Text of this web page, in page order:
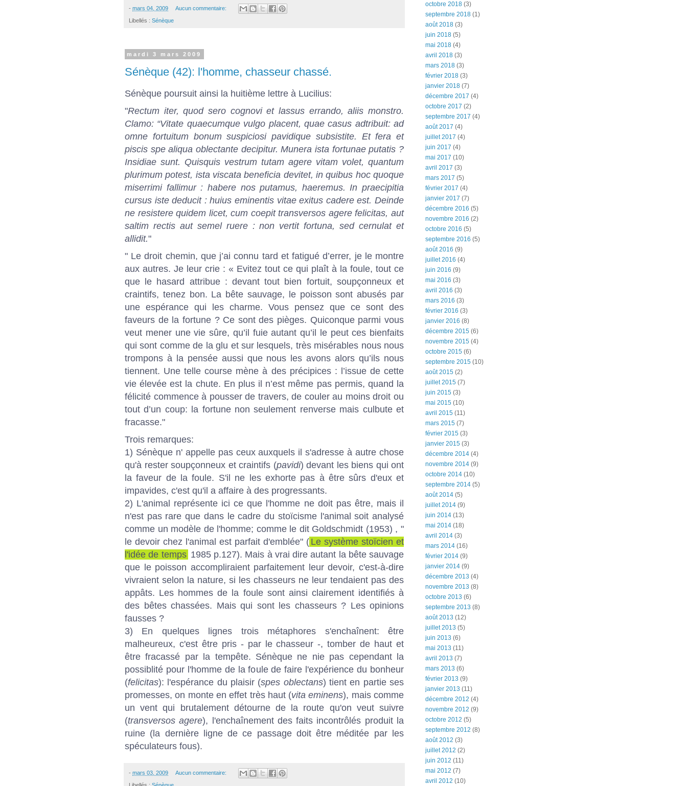
- mars 04, 2009 Aucun commentaire:
Libellés : Sénèque
mardi 3 mars 2009
Sénèque (42): l'homme, chasseur chassé.
Sénèque poursuit ainsi la huitième lettre à Lucilius:
"Rectum iter, quod sero cognovi et lassus errando, aliis monstro.
Clamo: “Vitate quaecumque vulgo placent, quae casus adtribuit: ad
omne fortuitum bonum suspiciosi pavidique subsistite. Et fera et
piscis spe aliqua oblectante decipitur. Munera ista fortunae putatis ?
Insidiae sunt. Quisquis vestrum tutam agere vitam volet, quantum
plurimum potest, ista viscata beneficia devitet, in quibus hoc quoque
miserrimi fallimur : habere nos putamus, haeremus. In praecipitia
cursus iste deducit : huius eminentis vitae exitus cadere est. Deinde
ne resistere quidem licet, cum coepit transversos agere felicitas, aut
saltim rectis aut semel ruere : non vertit fortuna, sed cernulat et
allidit."
" Le droit chemin, que j’ai connu tard et fatigué d’errer, je le montre
aux autres. Je leur crie : « Evitez tout ce qui plaît à la foule, tout ce
que le hasard attribue : devant tout bien fortuit, soupçonneux et
craintifs, tenez bon. La bête sauvage, le poisson sont abusés par
une espérance qui les charme. Vous pensez que ce sont des
faveurs de la fortune ? Ce sont des pièges. Quiconque parmi vous
veut mener une vie sûre, qu’il fuie autant qu’il le peut ces bienfaits
qui sont comme de la glu et sur lesquels, très misérables nous nous
trompons à la pensée aussi que nous les avons alors qu’ils nous
tiennent. Une telle course mène à des précipices : l’issue de cette
vie élevée est la chute. En plus il n’est même pas permis, quand la
félicité commence à pousser de travers, de couler au moins droit ou
tout d’un coup: la fortune non seulement renverse mais culbute et
fracasse."
Trois remarques:
1) Sénèque n' appelle pas ceux auxquels il s'adresse à autre chose
qu'à rester soupçonneux et craintifs (pavidi) devant les biens qui ont
la faveur de la foule. S'il ne les exhorte pas à être sûrs d'eux et
impavides, c'est qu'il a affaire à des progressants.
2) L'animal représente ici ce que l'homme ne doit pas être, mais il
n'est pas rare que dans le cadre du stoïcisme l'animal soit analysé
comme un modèle de l'homme; comme le dit Goldschmidt (1953) , "
le devoir chez l'animal est parfait d'emblée" ( Le système stoïcien et
l'idée de temps 1985 p.127). Mais à vrai dire autant la bête sauvage
que le poisson accompliraient parfaitement leur devoir, c'est-à-dire
vivraient selon la nature, si les chasseurs ne leur tendaient pas des
appâts. Les hommes de la foule sont ainsi clairement identifiés à
des bêtes chassées. Mais qui sont les chasseurs ? Les opinions
fausses ?
3) En quelques lignes trois métaphores s'enchaînent: être
malheureux, c'est être pris - par le chasseur -, tomber de haut et
être fracassé par la tempête. Sénèque ne nie pas cependant la
possiblité pour l'homme de la foule de faire l'expérience du bonheur
(felicitas): l'espérance du plaisir (spes oblectans) tient en partie ses
promesses, on monte en effet très haut (vita eminens), mais comme
un vent qui brutalement détourne de la route qu'on veut suivre
(transversos agere), l'enchaînement des faits incontrôlés produit la
ruine (la dernière ligne de ce passage doit être méditée par les
spéculateurs fous).
- mars 03, 2009 Aucun commentaire:
octobre 2018 (3)
septembre 2018 (1)
août 2018 (3)
juin 2018 (5)
mai 2018 (4)
avril 2018 (3)
mars 2018 (3)
février 2018 (3)
janvier 2018 (7)
décembre 2017 (4)
octobre 2017 (2)
septembre 2017 (4)
août 2017 (4)
juillet 2017 (4)
juin 2017 (4)
mai 2017 (10)
avril 2017 (3)
mars 2017 (5)
février 2017 (4)
janvier 2017 (7)
décembre 2016 (5)
novembre 2016 (2)
octobre 2016 (5)
septembre 2016 (5)
août 2016 (9)
juillet 2016 (4)
juin 2016 (9)
mai 2016 (3)
avril 2016 (3)
mars 2016 (3)
février 2016 (3)
janvier 2016 (8)
décembre 2015 (6)
novembre 2015 (4)
octobre 2015 (6)
septembre 2015 (10)
août 2015 (2)
juillet 2015 (7)
juin 2015 (3)
mai 2015 (10)
avril 2015 (11)
mars 2015 (7)
février 2015 (3)
janvier 2015 (3)
décembre 2014 (4)
novembre 2014 (9)
octobre 2014 (10)
septembre 2014 (5)
août 2014 (5)
juillet 2014 (9)
juin 2014 (13)
mai 2014 (18)
avril 2014 (3)
mars 2014 (16)
février 2014 (9)
janvier 2014 (9)
décembre 2013 (4)
novembre 2013 (8)
octobre 2013 (6)
septembre 2013 (8)
août 2013 (12)
juillet 2013 (5)
juin 2013 (6)
mai 2013 (11)
avril 2013 (7)
mars 2013 (6)
février 2013 (9)
janvier 2013 (11)
décembre 2012 (4)
novembre 2012 (9)
octobre 2012 (5)
septembre 2012 (8)
août 2012 (3)
juillet 2012 (2)
juin 2012 (11)
mai 2012 (7)
avril 2012 (10)